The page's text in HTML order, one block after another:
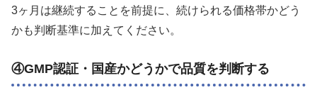
3ヶ月は継続することを前提に、続けられる価格帯かどう
かも判断基準に加えてください。
④GMP認証・国産かどうかで品質を判断する